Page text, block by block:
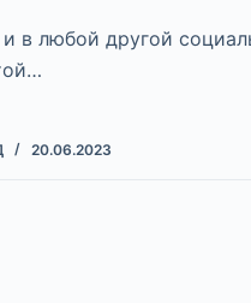
в любой другой
20.06.2023